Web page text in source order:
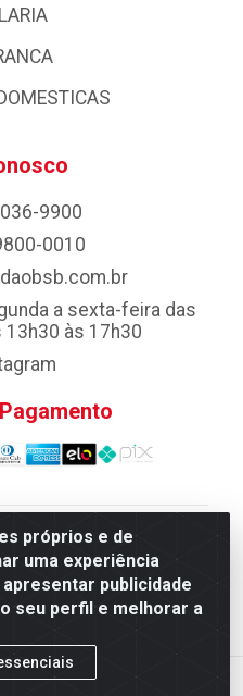
próprios e de
uma experiência
publicidade
seu perfil e melhorar a
9900
0010
a sexta-feira das
13h30 às 17h30
Queiroz Comercio e
10 Lotes 39 e, 41 - Setor
DF - CEP 72.135-100 -
0001-80